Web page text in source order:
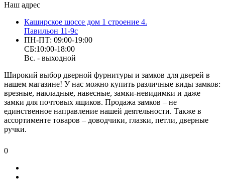
Наш адрес
Каширское шоссе дом 1 строение 4.
Павильон 11-9с
ПН-ПТ: 09:00-19:00
СБ:10:00-18:00
Вс. - выходной
Широкий выбор дверной фурнитуры и замков для дверей в
нашем магазине! У нас можно купить различные виды замков:
врезные, накладные, навесные, замки-невидимки и даже
замки для почтовых ящиков. Продажа замков – не
единственное направление нашей деятельности. Также в
ассортименте товаров – доводчики, глазки, петли, дверные
ручки.
0